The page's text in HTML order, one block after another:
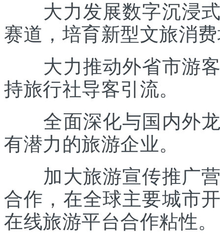
大力发展数字沉浸式
赛道，培育新型文旅消
大力推动外省市游客
持旅行社导客引流。
全面深化与国内外龙
有潜力的旅游企业。
加大旅游宣传推广营
合作，在全球主要城市
在线旅游平台合作粘性。